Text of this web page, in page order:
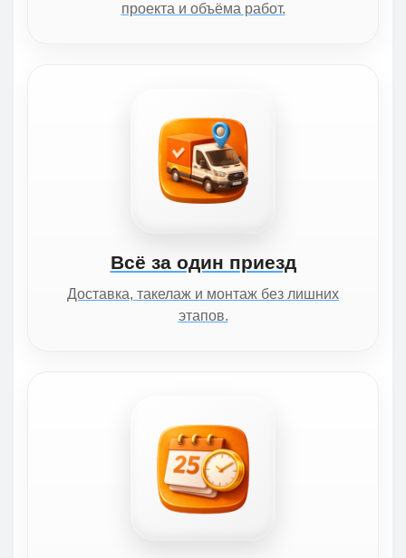
проекта и объёма работ.
Всё за один приезд
Доставка, такелаж и монтаж без лишних
этапов.